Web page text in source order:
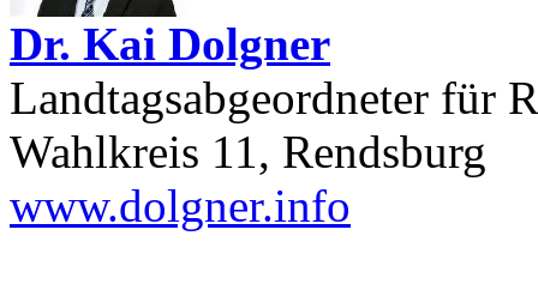
Dr. Kai Dolgner
Landtagsabgeordneter für
Wahlkreis 11, Rendsburg
www.dolgner.info